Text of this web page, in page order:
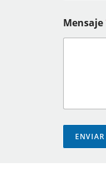
Mensaje
ENVIAR